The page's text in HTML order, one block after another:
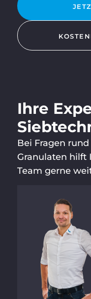
Ihre
Bei Fragen
Granulaten hilft
Team gerne